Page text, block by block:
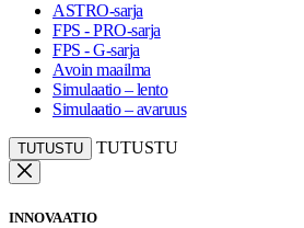
ASTRO-sarja
FPS - PRO-sarja
FPS - G-sarja
Avoin maailma
Simulaatio – lento
Simulaatio – avaruus
TUTUSTU TUTUSTU
INNOVAATIO